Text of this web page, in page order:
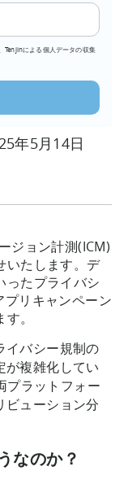
Tenjinによる個人データの収集
年5月14日
ジョン計測(ICM)
いたします。デ
ったプライバシ
リキャンペーン
。
イバシー規制の
が複雑化してい
プラットフォー
ビューション分
なのか？